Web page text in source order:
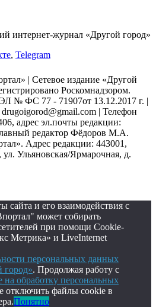
интернет-журнал «Другой город»
, Telegram
| Сетевое издание «Другой
Роскомнадзором.
№ ФС 77 - 71907от 13.12.2017 г. |
| Телефон
адрес эл.почты редакции:
редактор Фёдоров М.А.
Адрес редакции: 443001,
Ульяновская/Ярмарочная, д.
сайта и его взаимодействия с
может собирать
при помощи Cookie-
Метрика» и LiveInternet
персональных данных
город». Продолжая работу с
на обработку персональных
отключить файлы cookie в
Понятно